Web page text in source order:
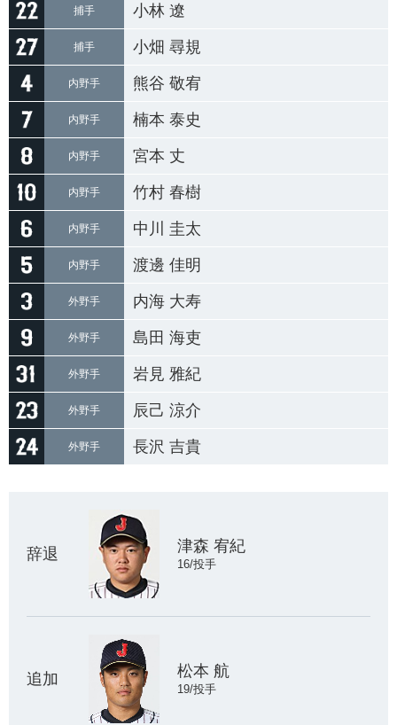
捕手 小林 遼
捕手 小畑 尋規
内野手 熊谷 敬宥
内野手 楠本 泰史
内野手 宮本 丈
内野手 竹村 春樹
内野手 中川 圭太
内野手 渡邊 佳明
外野手 内海 大寿
外野手 島田 海吏
外野手 岩見 雅紀
外野手 辰己 涼介
外野手 長沢 吉貴
辞退 津森 宥紀
16/投手
追加 松本 航
19/投手